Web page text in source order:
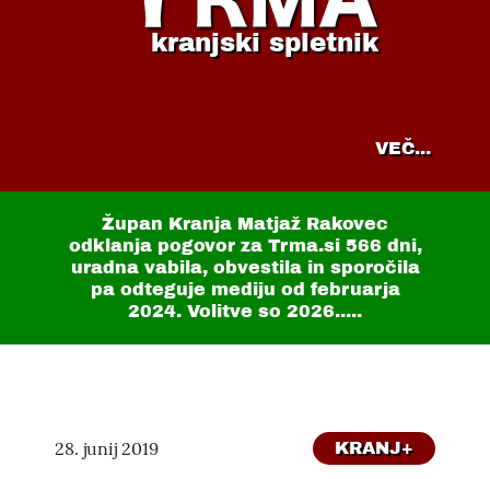
kranjski spletnik
VEČ...
Župan Kranja Matjaž Rakovec
odklanja pogovor za Trma.si 566 dni,
uradna vabila, obvestila in sporočila
pa odteguje mediju od februarja
2024. Volitve so 2026.....
28. junij 2019 KRANJ+